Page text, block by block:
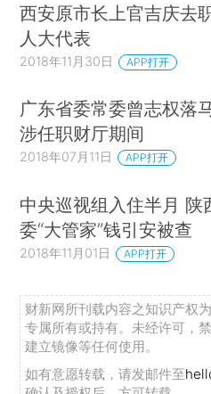
西安原市长上官吉庆去
人大代表
2018年11月30日 APP打开
广东省委常委曾志权落
涉任职财厅期间
2018年07月11日 APP打开
中央巡视组入住半月 陕
委“大管家”钱引安被查
2018年11月01日 APP打开
财新网所刊载内容之知识产权
专属所有或持有。未经许可，
建立镜像等任何使用。
如有意愿转载，请发邮件至